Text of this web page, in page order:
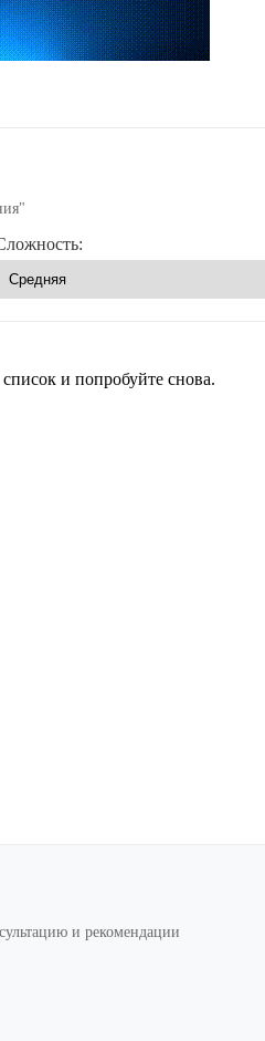
и попробуйте снова.
и рекомендации